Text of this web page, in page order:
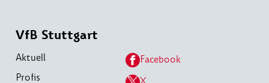
VfB Stuttgart
Aktuell
Profis
Facebook